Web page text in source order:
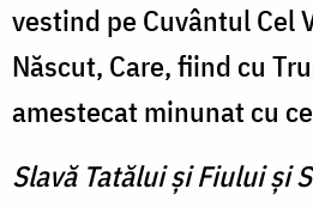
vestind pe Cuvântul Cel
Născut, Care, fiind cu
amestecat minunat cu
Slavă Tatălui şi Fiului şi